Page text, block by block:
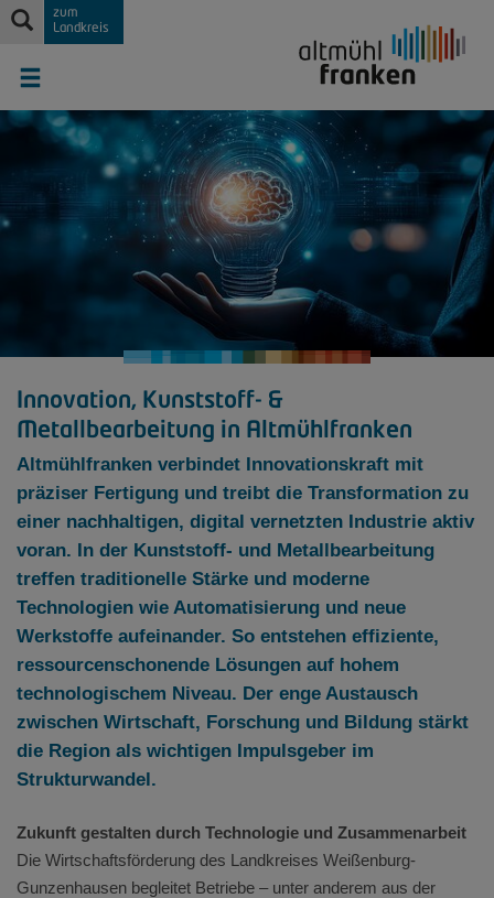
zum
Landkreis
Innovation, Kunststoff- &
Metallbearbeitung in Altmühlfranken
Altmühlfranken verbindet Innovationskraft mit
präziser Fertigung und treibt die Transformation zu
einer nachhaltigen, digital vernetzten Industrie aktiv
voran. In der Kunststoff- und Metallbearbeitung
treffen traditionelle Stärke und moderne
Technologien wie Automatisierung und neue
Werkstoffe aufeinander. So entstehen effiziente,
ressourcenschonende Lösungen auf hohem
technologischem Niveau. Der enge Austausch
zwischen Wirtschaft, Forschung und Bildung stärkt
die Region als wichtigen Impulsgeber im
Strukturwandel.
Zukunft gestalten durch Technologie und Zusammenarbeit
Die Wirtschaftsförderung des Landkreises Weißenburg-
Gunzenhausen begleitet Betriebe – unter anderem aus der